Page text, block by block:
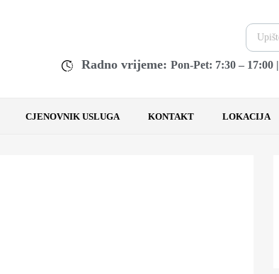
Radno vrijeme: Pon-Pet: 7:30 – 17:00 |
CJENOVNIK USLUGA KONTAKT LOKACIJA